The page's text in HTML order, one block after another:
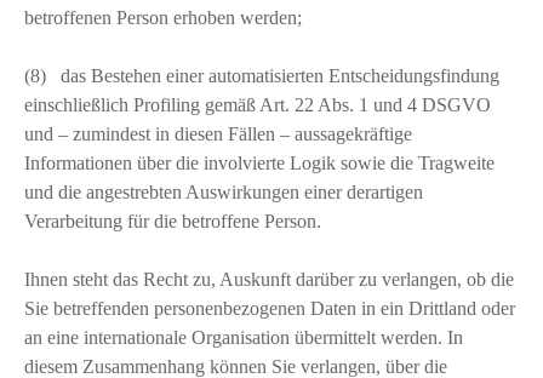
betroffenen Person erhoben werden;
(8) das Bestehen einer automatisierten Entscheidungsfindung
einschließlich Profiling gemäß Art. 22 Abs. 1 und 4 DSGVO
und – zumindest in diesen Fällen – aussagekräftige
Informationen über die involvierte Logik sowie die Tragweite
und die angestrebten Auswirkungen einer derartigen
Verarbeitung für die betroffene Person.
Ihnen steht das Recht zu, Auskunft darüber zu verlangen, ob die
Sie betreffenden personenbezogenen Daten in ein Drittland oder
an eine internationale Organisation übermittelt werden. In
diesem Zusammenhang können Sie verlangen, über die